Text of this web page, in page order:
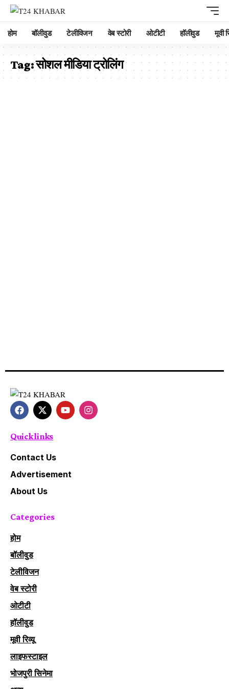
होम बॉलीवुड टेलीविजन वेब स्टोरी ओटीटी हॉलीवुड मूवी
Tag:सोशल मीडिया ट्रोलिंग
Quick links
Contact Us
Advertisement
About Us
Categories
होम
बॉलीवुड
टेलीविजन
वेब स्टोरी
ओटीटी
हॉलीवुड
मूवी रिव्यू
लाइफस्टाइल
भोजपुरी सिनेमा